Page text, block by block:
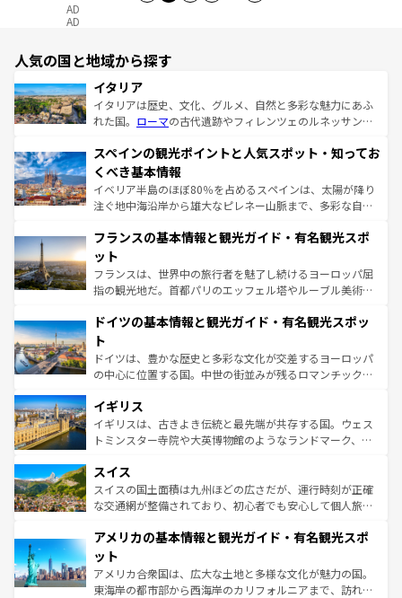
AD
AD
人気の国と地域から探す
イタリア
イタリアは歴史、文化、グルメ、自然と多彩な魅力にあふ
れた国。 ローマの古代遺跡やフィレンツェのルネッサンス
ろん、トスカーナの美しい田園風景やアマルフィ海岸の絶
景など、自然景観も見逃せない。観光の合間には、本場の
ピザやパスタなど、絶品のイタリア料理を堪能することも
できる。朝目覚めてから夜眠るまで、すべての瞬間を楽し
なお、新着のイタリア情報はコンテンツ一覧を参照してほ
しい。
スペインの観光ポイントと人気スポット・知ってお
くべき基本情報
イベリア半島のほぼ80％を占めるスペインは、太陽が降り
注ぐ地中海沿岸から雄大なピレネー山脈まで、多彩な自然
文化が根付くこの国では、情熱的なフラメンコ、熱気あふ
れる闘牛、そして美味しいタパスが生活の一部となってい
る。首都マドリードの洗練された雰囲気や、バルセロナの
アートに溢れた街角から、地方では古代ローマ遺跡や中世
せる。地方によって風土や気候が異なるスペインはその個
ンテンツ一覧 を参照してほしい。
フランスの基本情報と観光ガイド・有名観光スポ
ット
フランスは、世界中の旅行者を魅了し続けるヨーロッパ屈
指の観光地だ。首都パリのエッフェル塔やルーブル美術館
で、幅広い魅力が詰まっている。華麗な宮殿、歴史的な大
聖堂、美しいビーチ、そして豊かな自然が、訪れる者を心
から魅了する。また、フランスは美食の国としても知ら
れ、フランス料理はユネスコ無形文化遺産にも登録されて
香り高いラベンダー畑など、多彩な楽しみ方が可能だ。さ
らに、パリ以外の地域にも魅力が溢れており、どの街角に
も豊かな歴史と文化が息づいている。パリ以外の個性あふ
を参照してほしい。
ドイツの基本情報と観光ガイド・有名観光スポッ
ト
ドイツは、豊かな歴史と多彩な文化が交差するヨーロッパ
の中心に位置する国。中世の街並みが残るロマンチック街
顔を持つこの国は、どこを歩いても飽きることがない。ベ
ルリンの文化的活気、バイエルン州のアルプスの絶景、そ
してライン川沿いのワイン畑といった風景は必見。ビール
は、お酒好きな人にはぜひ体験してほしい。 なお、新着の
ドイツ情報はコンテンツ一覧を参照してほしい。
イギリス
イギリスは、古きよき伝統と最先端が共存する国。ウェス
トミンスター寺院や大英博物館のようなランドマーク、歴
リアごとに異なる魅力がある。また、優雅なアフタヌーン
ティー、ビール好きにはたまらない英国パブ、サッカー観
戦など、本場だからこそできる体験も豊富。イギリスを旅
ンツ一覧を参照してほしい。
スイス
スイスの国土面積は九州ほどの広さだが、運行時刻が正確
な交通網が整備されており、初心者でも安心して個人旅行
の建物がそのまま残る町や、スイスならではのユニークな
博物館もあり、アルプス観光だけでなく町歩きも満喫する
ことができる。国民の所得が高いため物価も高いが、旅行
者向けの交通パス提供のサービスもあり、うまく活用すれ
アメリカの基本情報と観光ガイド・有名観光スポ
ット
アメリカ合衆国は、広大な土地と多様な文化が魅力の国。
東海岸の都市部から西海岸のカリフォルニアまで、訪れる